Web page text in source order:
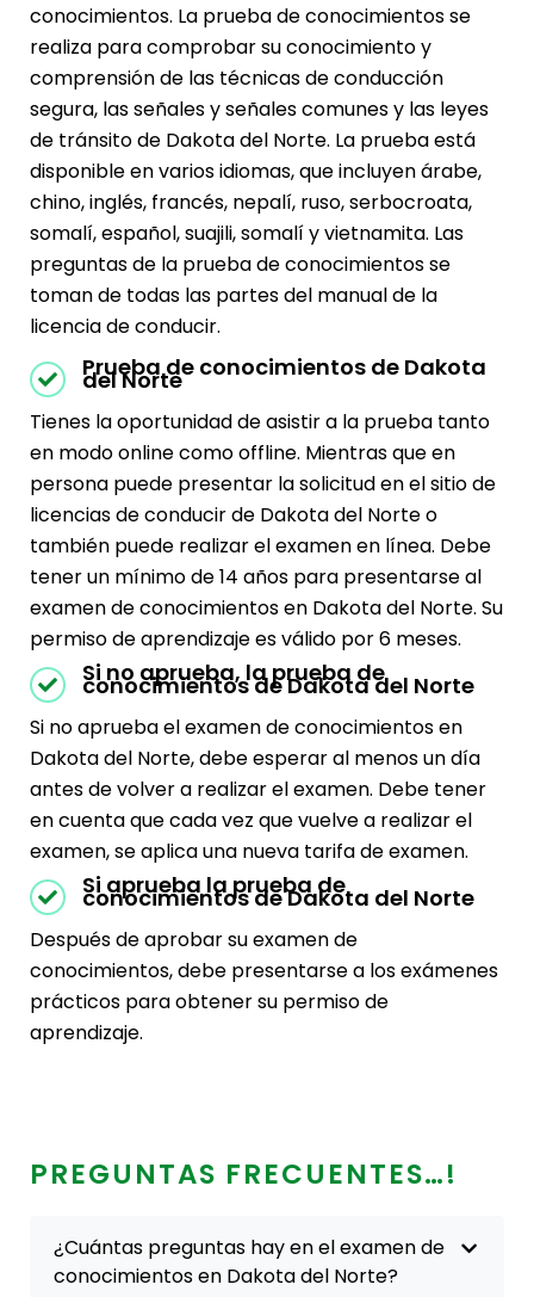
conocimientos. La prueba de conocimientos se
realiza para comprobar su conocimiento y
comprensión de las técnicas de conducción
segura, las señales y señales comunes y las leyes
de tránsito de Dakota del Norte. La prueba está
disponible en varios idiomas, que incluyen árabe,
chino, inglés, francés, nepalí, ruso, serbocroata,
somalí, español, suajili, somalí y vietnamita. Las
preguntas de la prueba de conocimientos se
toman de todas las partes del manual de la
licencia de conducir.
Prueba de conocimientos de Dakota
del Norte
Tienes la oportunidad de asistir a la prueba tanto
en modo online como offline. Mientras que en
persona puede presentar la solicitud en el sitio de
licencias de conducir de Dakota del Norte o
también puede realizar el examen en línea. Debe
tener un mínimo de 14 años para presentarse al
examen de conocimientos en Dakota del Norte. Su
permiso de aprendizaje es válido por 6 meses.
Si no aprueba, la prueba de
conocimientos de Dakota del Norte
Si no aprueba el examen de conocimientos en
Dakota del Norte, debe esperar al menos un día
antes de volver a realizar el examen. Debe tener
en cuenta que cada vez que vuelve a realizar el
examen, se aplica una nueva tarifa de examen.
Si aprueba la prueba de
conocimientos de Dakota del Norte
Después de aprobar su examen de
conocimientos, debe presentarse a los exámenes
prácticos para obtener su permiso de
aprendizaje.
PREGUNTAS FRECUENTES…!
¿Cuántas preguntas hay en el examen de
conocimientos en Dakota del Norte?